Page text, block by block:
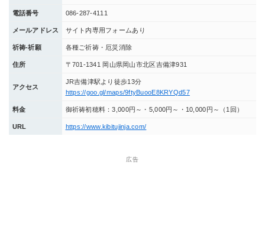
電話番号 086‐287-4111
メールアドレス サイト内専用フォームあり
祈祷‐祈願 各種ご祈祷・厄災消除
住所 〒701-1341 岡山県岡山市北区吉備津931
アクセス
JR吉備津駅より徒歩13分
https://goo.gl/maps/9ftyBuooE8KRYQd57
料金 御祈祷初穂料：3,000円～・5,000円～・10,000円～（1回）
URL https://www.kibitujinja.com/
広告